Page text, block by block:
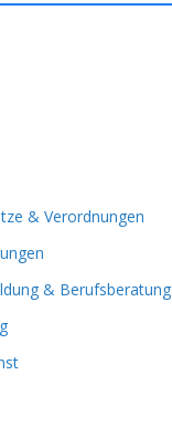
& Verordnungen
& Berufsberatung